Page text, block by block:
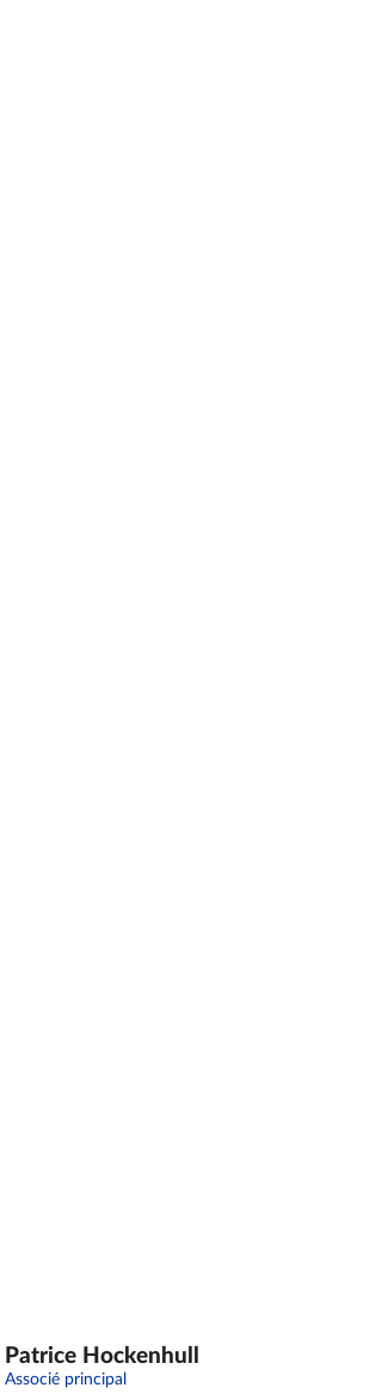
Patrice Hockenhull
Associé principal